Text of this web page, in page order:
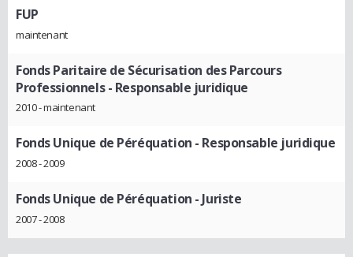
FUP
maintenant
Fonds Paritaire de Sécurisation des Parcours
Professionnels- Responsable juridique
2010 - maintenant
Fonds Unique de Péréquation - Responsable juridique
2008 - 2009
Fonds Unique de Péréquation - Juriste
2007 - 2008